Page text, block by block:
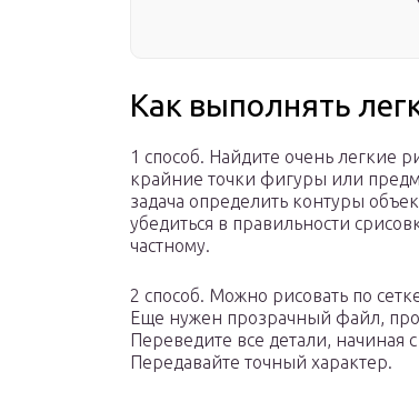
Как выполнять
1 способ. Найдите очень легкие
крайние точки фигуры или
задача определить контуры
убедиться в правильности
частному.
2 способ. Можно рисовать по
Еще нужен прозрачный файл,
Переведите все детали, начиная
Передавайте точный характер.